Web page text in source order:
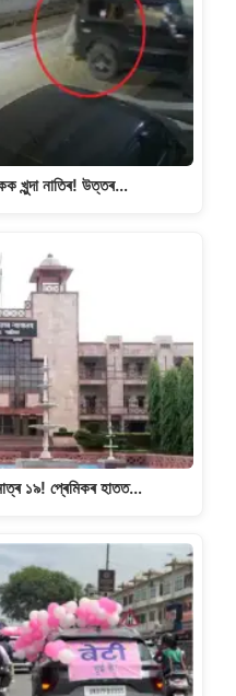
খুন্দা নাতিৰ! উত্তৰ…
১৯! প্ৰেমিকৰ হাতত…